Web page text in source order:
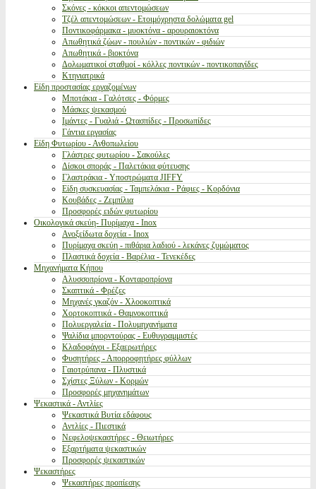
Σκόνες - κόκκοι απεντομώσεων
Τζέλ απεντομώσεων - Ετοιμόχρηστα δολώματα gel
Ποντικοφάρμακα - μυοκτόνα - αρουραιοκτόνα
Απωθητικά ζώων - πουλιών - ποντικών - φιδιών
Απωθητικά - βιοκτόνα
Δολωματικοί σταθμοί - κόλλες ποντικών - ποντικοπαγίδες
Κτηνιατρικά
Είδη προστασίας εργαζομένων
Μποτάκια - Γαλότσες - Φόρμες
Μάσκες ψεκασμού
Ιμάντες - Γυαλιά - Ωτασπίδες - Προσωπίδες
Γάντια εργασίας
Είδη Φυτωρίου - Ανθοπωλείου
Γλάστρες φυτωρίου - Σακούλες
Δίσκοι σποράς - Παλετάκια φύτευσης
Γλαστράκια - Υποστρώματα JIFFY
Είδη συσκευασίας - Ταμπελάκια - Ράφιες - Κορδόνια
Κουβάδες - Ζεμπίλια
Προσφορές ειδών φυτωρίου
Οικολογικά σκεύη- Πυρίμαχα - Inox
Ανοξείδωτα δοχεία - Inox
Πυρίμαχα σκεύη - πιθάρια λαδιού - λεκάνες ζυμώματος
Πλαστικά δοχεία - Βαρέλια - Τενεκέδες
Μηχανήματα Κήπου
Αλυσσοπρίονα - Κονταροπρίονα
Σκαπτικά - Φρέζες
Μηχανές γκαζόν - Χλοοκοπτικά
Χορτοκοπτικά - Θαμνοκοπτικά
Πολυεργαλεία - Πολυμηχανήματα
Ψαλίδια μπορντούρας - Ευθυγραμμιστές
Κλαδοφάγοι - Εξαερωτήρες
Φυσητήρες - Απορροφητήρες φύλλων
Γαιοτρύπανα - Πλυστικά
Σχίστες Ξύλων - Κορμών
Προσφορές μηχανημάτων
Ψεκαστικά - Αντλίες
Ψεκαστικά Βυτία εδάφους
Αντλίες - Πιεστικά
Νεφελοψεκαστήρες - Θειωτήρες
Εξαρτήματα ψεκαστικών
Προσφορές ψεκαστικών
Ψεκαστήρες
Ψεκαστήρες προπίεσης